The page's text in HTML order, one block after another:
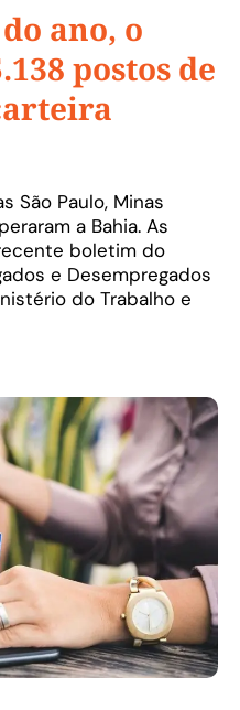
ano, o
postos de
São Paulo, Minas
a Bahia. As
boletim do
e Desempregados
do Trabalho e